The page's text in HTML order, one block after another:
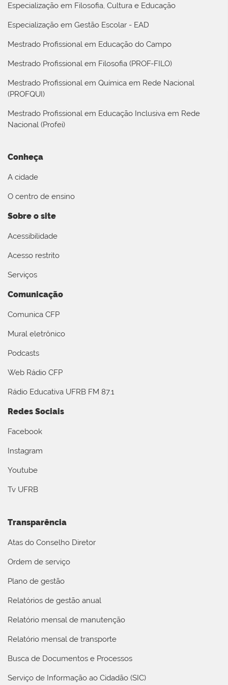
Especialização em Filosofia, Cultura e Educação
Especialização em Gestão Escolar - EAD
Mestrado Profissional em Educação do Campo
Mestrado Profissional em Filosofia (PROF-FILO)
Mestrado Profissional em Química em Rede Nacional
(PROFQUI)
Mestrado Profissional em Educação Inclusiva em Rede
Nacional (Profei)
Conheça
A cidade
O centro de ensino
Sobre o site
Acessibilidade
Acesso restrito
Serviços
Comunicação
Comunica CFP
Mural eletrônico
Podcasts
Web Rádio CFP
Rádio Educativa UFRB FM 87.1
Redes Sociais
Facebook
Instagram
Youtube
Tv UFRB
Transparência
Atas do Conselho Diretor
Ordem de serviço
Plano de gestão
Relatórios de gestão anual
Relatório mensal de manutenção
Relatório mensal de transporte
Busca de Documentos e Processos
Serviço de Informação ao Cidadão (SIC)